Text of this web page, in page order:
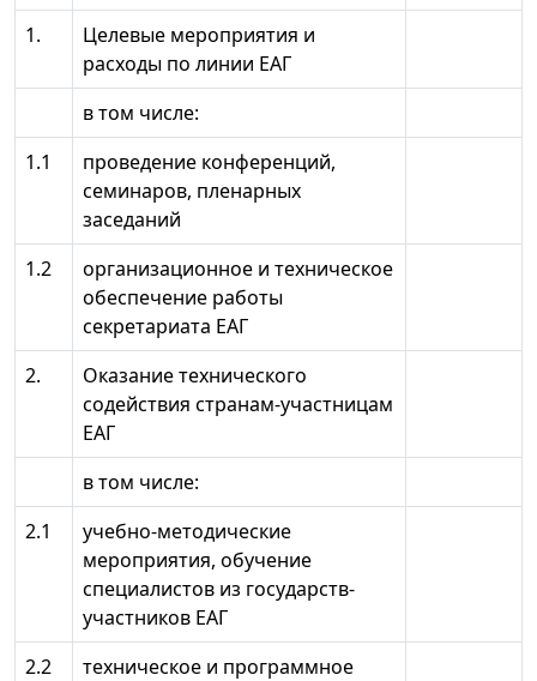
1.
Целевые мероприятия и
расходы по линии ЕАГ
в том числе:
1.1
проведение конференций,
семинаров, пленарных
заседаний
1.2
организационное и техническое
обеспечение работы
секретариата ЕАГ
2.
Оказание технического
содействия странам-участницам
ЕАГ
в том числе:
2.1
учебно-методические
мероприятия, обучение
специалистов из государств-
участников ЕАГ
2.2
техническое и программное